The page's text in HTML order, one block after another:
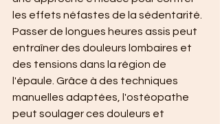
les effets néfastes de la sédentarité.
Passer de longues heures assis peut
entraîner des douleurs lombaires et
des tensions dans la région de
l'épaule. Grâce à des techniques
manuelles adaptées, l'ostéopathe
peut soulager ces douleurs et